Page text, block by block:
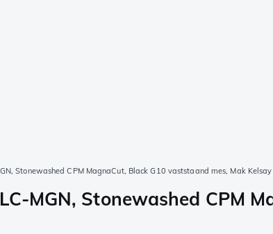
Stonewashed CPM MagnaCut, Black G10 vaststaand mes, Mak
MGN, Stonewashed CPM